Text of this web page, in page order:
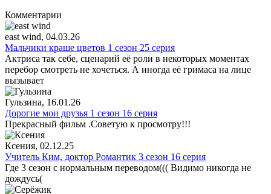
Комментарии
east wind, 04.03.26
Мальчики краше цветов 1 сезон 25 серия
Актриса так себе, сценарий её роли в некоторых моментах
перебор смотреть не хочеться. А иногда её гримаса на лице
вызывает
Гульзина, 16.01.26
Дорогие мои друзья 1 сезон 16 серия
Прекрасный фильм .Советую к просмотру!!!
Ксения, 02.12.25
Учитель Ким, доктор Романтик 3 сезон 16 серия
Где 3 сезон с нормальным переводом((( Видимо никогда не
дождусь(